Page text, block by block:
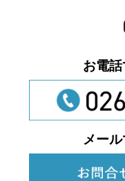
お電
メー